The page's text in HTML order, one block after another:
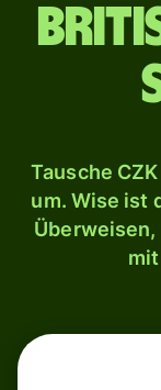
Tausche
um. Wise ist
Überweisen,